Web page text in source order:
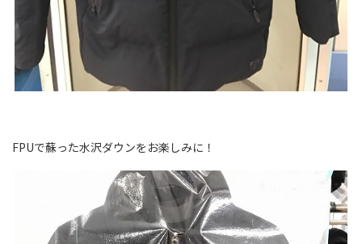
FPUで蘇った水沢ダウンをお楽しみに！